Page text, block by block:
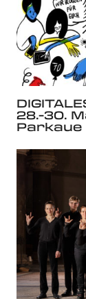
28.-30.
Parkaue